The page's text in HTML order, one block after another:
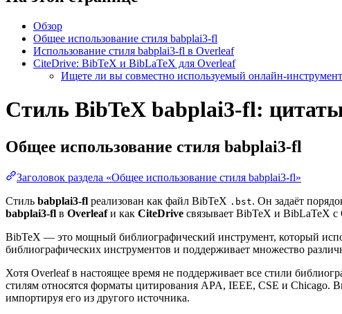
Обзор
Общее использование стиля babplai3-fl
Использование стиля babplai3-fl в Overleaf
CiteDrive: BibTeX и BibLaTeX для Overleaf
Ищете ли вы совместно используемый онлайн-
Стиль BibTeX babplai3-fl:
Общее использование стиля babplai3-fl
Заголовок раздела «Общее использование стиля babplai3-fl»
Стиль babplai3-fl реализован как файл BibTeX .bst. Он задаёт
babplai3-fl в Overleafи как CiteDrive связывает BibTeX и BibLaTeX с
BibTeX — это мощный библиографический инструмент, который
библиографических инструментов и поддерживает множество
Хотя Overleaf в настоящее время не поддерживает все стили
стилям относятся форматы цитирования APA, IEEE, CSE и Chicago.
импортируя его из другого источника.